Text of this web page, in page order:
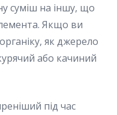
суміш на іншу, що
Якщо ви
як джерело
або качиний
під час